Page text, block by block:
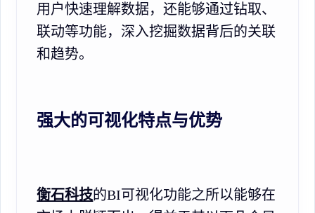
用户快速理解数据，还能够通过钻取、
联动等功能，深入挖掘数据背后的关联
和趋势。
强大的可视化特点与优势
衡石科技的BI可视化功能之所以能够在